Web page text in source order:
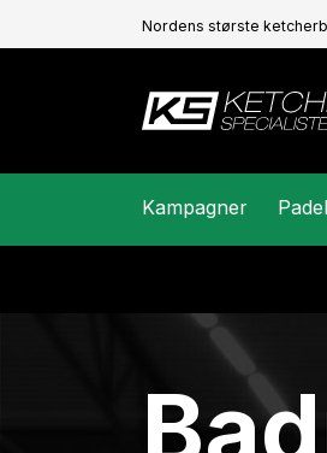
Nordens største
Kampagner Padel